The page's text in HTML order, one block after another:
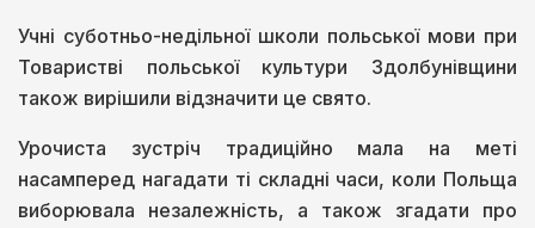
Учні суботньо-недільної школи польської мови при
Товаристві польської культури Здолбунівщини
також вирішили відзначити це свято.
Урочиста зустріч традиційно мала на меті
насамперед нагадати ті складні часи, коли Польща
виборювала незалежність, а також згадати про